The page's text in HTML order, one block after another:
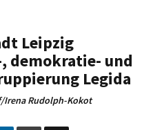
Leipzig
demokratie- und
Legida
Irena Rudolph-Kokot